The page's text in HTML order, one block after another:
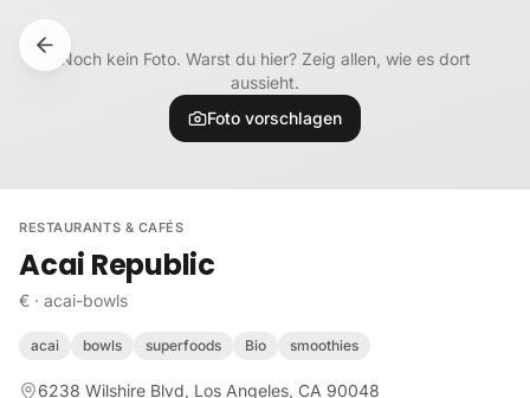
Noch kein Foto. Warst du hier? Zeig allen, wie es dort
aussieht.
Foto vorschlagen
RESTAURANTS & CAFÉS
Acai Republic
€ · acai-bowls
acai bowls superfoods Bio smoothies
6238 Wilshire Blvd, Los Angeles, CA 90048